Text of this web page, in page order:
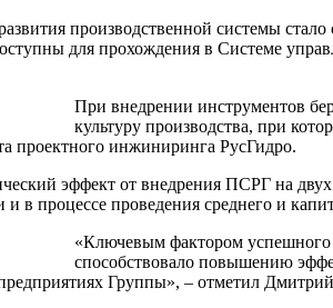
производственной системы
для прохождения в Системе
При внедрении инструментов
культуру производства, при
проектного инжиниринга РусГидро.
эффект от внедрения ПСРГ на двух
и в процессе проведения среднего и
«Ключевым фактором успешного
способствовало повышению
Группы», – отметил